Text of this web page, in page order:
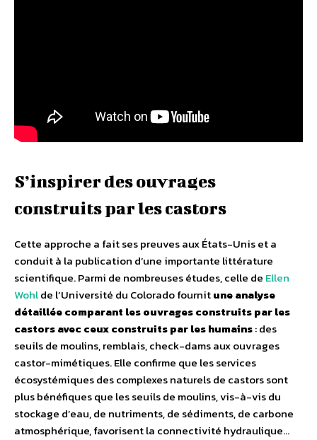
S’inspirer des ouvrages
construits par les castors
Cette approche a fait ses preuves aux États-Unis et a
conduit à la publication d’une importante littérature
scientifique. Parmi de nombreuses études, celle de Ellen
Wohlde l’Université du Colorado fournitune analyse
détaillée comparant les ouvrages construits par les
castors avec ceux construits par les humains: des
seuils de moulins, remblais, check-dams aux ouvrages
castor-mimétiques. Elle confirme que les services
écosystémiques des complexes naturels de castors sont
plus bénéfiques que les seuils de moulins, vis-à-vis du
stockage d’eau, de nutriments, de sédiments, de carbone
atmosphérique, favorisent la connectivité hydraulique…